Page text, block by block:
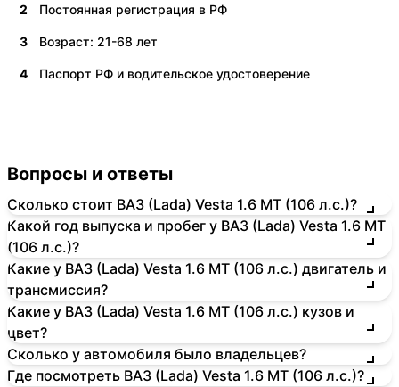
2 Постоянная регистрация в РФ
3 Возраст: 21-68 лет
4 Паспорт РФ и водительское удостоверение
Вопросы и ответы
Сколько стоит ВАЗ (Lada) Vesta 1.6 MT (106 л.с.)?
Какой год выпуска и пробег у ВАЗ (Lada) Vesta 1.6 MT
(106 л.с.)?
Какие у ВАЗ (Lada) Vesta 1.6 MT (106 л.с.) двигатель и
трансмиссия?
Какие у ВАЗ (Lada) Vesta 1.6 MT (106 л.с.) кузов и
цвет?
Сколько у автомобиля было владельцев?
Где посмотреть ВАЗ (Lada) Vesta 1.6 MT (106 л.с.)?